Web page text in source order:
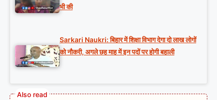
भी की
Sarkari Naukri: बिहार में शिक्षा विभाग देगा दो लाख लोगों
को नौकरी, अगले छह माह में इन पदों पर होगी बहाली